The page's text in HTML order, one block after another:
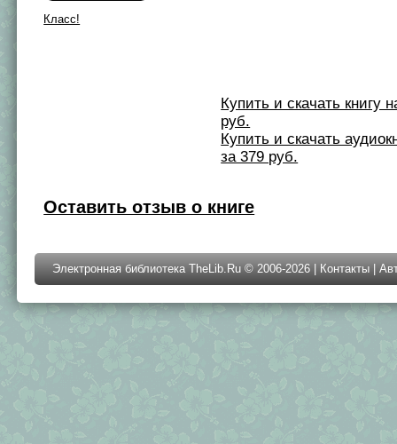
Класс!
Купить и скачать книгу
руб.
Купить и скачать
за 379 руб.
Оставить отзыв о книге
Электронная библиотека TheLib.Ru © 2006-2026 | Контакты |